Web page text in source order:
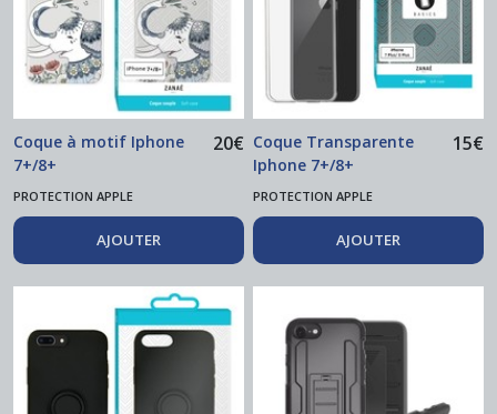
Coque à motif Iphone
7+/8+
20€
PROTECTION APPLE
AJOUTER
Coque Transparente
Iphone 7+/8+
15€
PROTECTION APPLE
AJOUTER